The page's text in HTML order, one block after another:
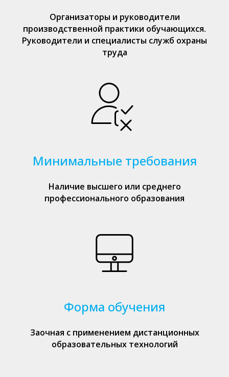
Организаторы и руководители
производственной практики обучающихся.
Руководители и специалисты служб охраны
труда
Минимальные требования
Наличие высшего или среднего
профессионального образования
Форма обучения
Заочная с применением дистанционных
образовательных технологий